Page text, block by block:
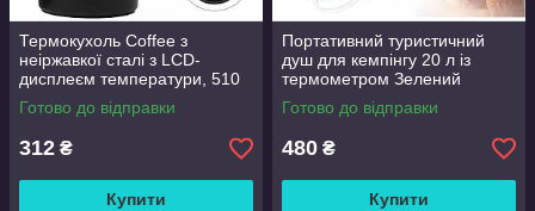
Термокухоль Coffee з
неіржавкої сталі з LCD-
дисплеєм температури, 510
мл Чорний
Готово до відправки
312 ₴
Купити
Портативний туристичний
душ для кемпінгу 20 л із
термометром Зелений
Готово до відправки
480 ₴
Купити